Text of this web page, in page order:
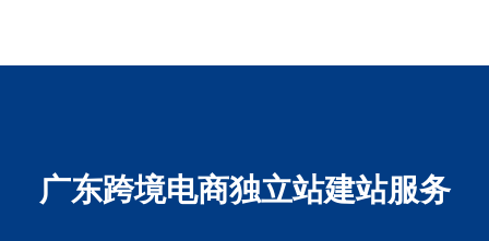
广东跨境电商独立站建站服务